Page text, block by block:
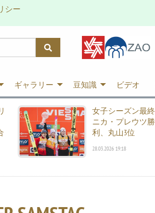
シー
ギャラリー 豆知識 ビデオ
女子シーズン最終
ニカ・プレウツ勝
利、丸山3位
28.03.2026 19:18